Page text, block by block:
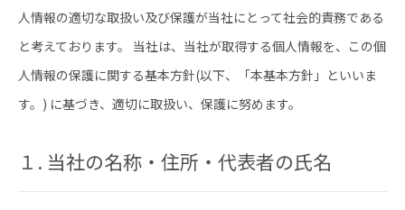
人情報の適切な取扱い及び保護が当社にとって社会的責務である
と考えております。
当社は、当社が取得する個人情報を、この個
人情報の保護に関する基本方針(以下、「本基本方針」といいま
す。) に基づき、適切に取扱い、保護に努めます。
１. 当社の名称・住所・代表者の氏名